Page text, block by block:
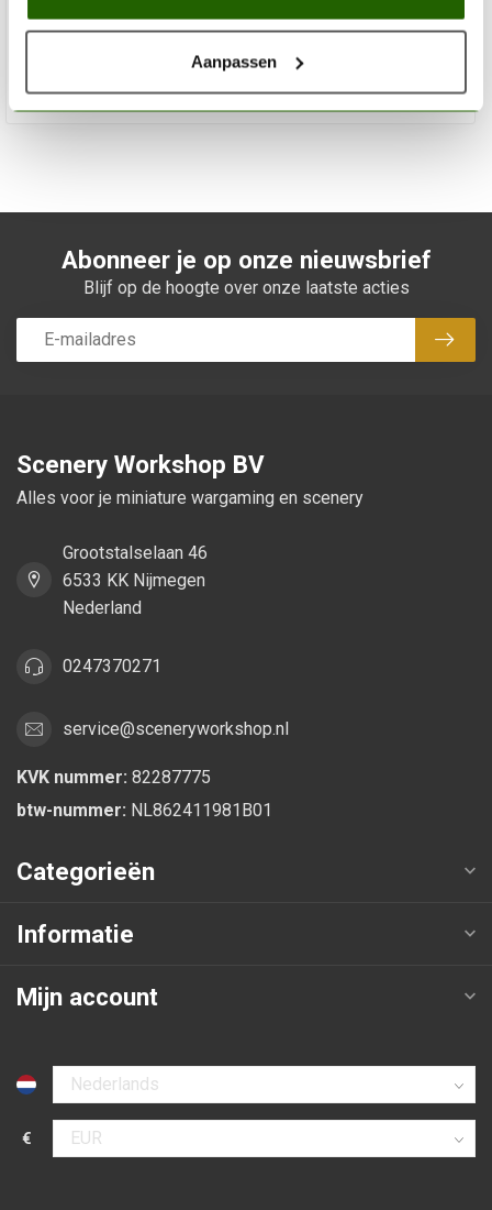
Aanpassen
Niet op voorraad
Abonneer je op onze nieuwsbrief
Blijf op de hoogte over onze laatste acties
Scenery Workshop BV
Alles voor je miniature wargaming en scenery
Grootstalselaan 46
6533 KK Nijmegen
Nederland
0247370271
service@sceneryworkshop.nl
KVK nummer: 82287775
btw-nummer: NL862411981B01
Categorieën
Informatie
Mijn account
Selecteer taal
€
Selecteer valuta